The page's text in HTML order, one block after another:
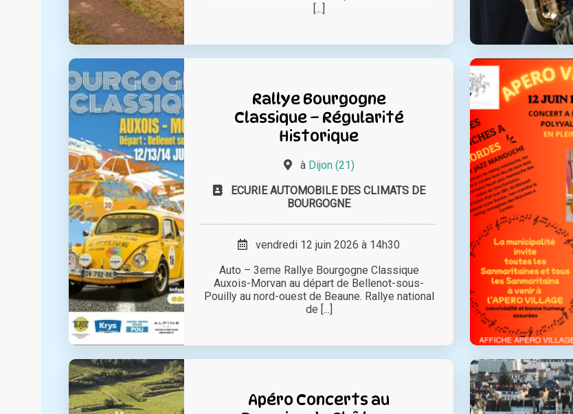
[...]
Rallye Bourgogne
Classique – Régularité
Historique
à Dijon (21)
ECURIE AUTOMOBILE DES CLIMATS DE
BOURGOGNE
vendredi 12 juin 2026 à 14h30
Auto – 3eme Rallye Bourgogne Classique
Auxois-Morvan au départ de Bellenot-sous-
Pouilly au nord-ouest de Beaune. Rallye national
de [...]
Apéro Concerts au